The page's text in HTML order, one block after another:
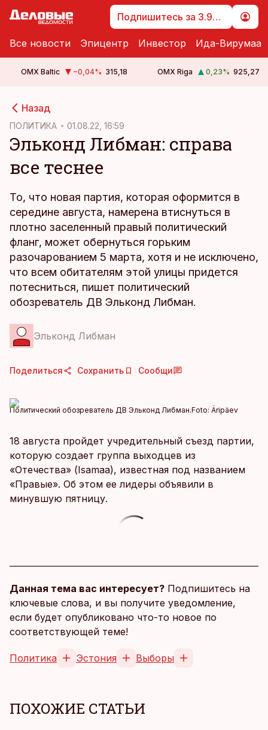
Подпишитесь за 3.99 €
Все новости Эпицентр Инвестор Ида-Вирумаа
OMX Baltic −0,04% 315,18 OMX Riga 0,23% 925,27
Назад
ПОЛИТИКА 01.08.22, 16:59
Эльконд Либман: справа
все теснее
То, что новая партия, которая оформится в
середине августа, намерена втиснуться в
плотно заселенный правый политический
фланг, может обернуться горьким
разочарованием 5 марта, хотя и не исключено,
что всем обитателям этой улицы придется
потесниться, пишет политический
обозреватель ДВ Эльконд Либман.
Эльконд Либман
Поделиться Сохранить Сообщи
Политический обозреватель ДВ Эльконд Либман.Foto: Äripäev
18 августа пройдет учредительный съезд партии,
которую создает группа выходцев из
«Отечества» (Isamaa), известная под названием
«Правые». Об этом ее лидеры объявили в
минувшую пятницу.
Данная тема вас интересует? Подпишитесь на
ключевые слова, и вы получите уведомление,
если будет опубликовано что-то новое по
соответствующей теме!
Политика Эстония Выборы
ПОХОЖИЕ СТАТЬИ